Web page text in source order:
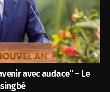
avec audace” – Le